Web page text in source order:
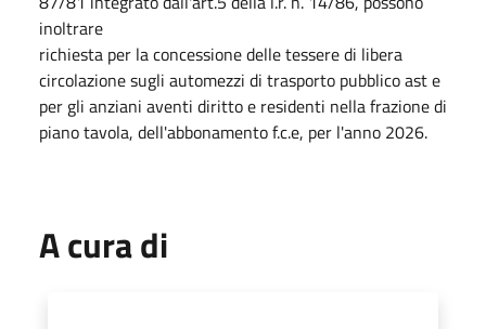
inoltrare
richiesta per la concessione delle tessere di libera
circolazione sugli automezzi di trasporto pubblico ast e
per gli anziani aventi diritto e residenti nella frazione di
piano tavola, dell'abbonamento f.c.e, per l'anno 2026.
A cura di